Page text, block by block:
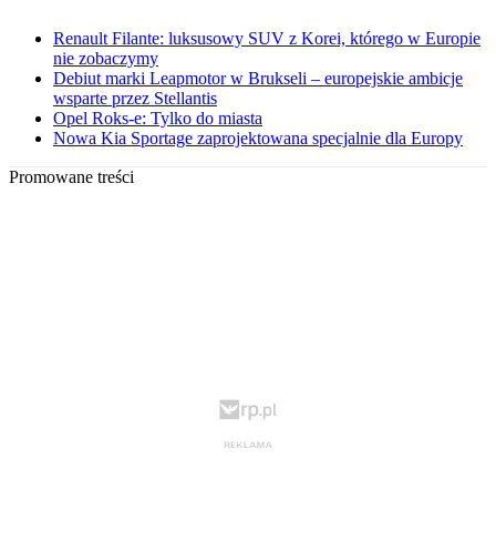
Renault Filante: luksusowy SUV z Korei, którego w Europie
nie zobaczymy
Debiut marki Leapmotor w Brukseli – europejskie ambicje
wsparte przez Stellantis
Opel Roks-e: Tylko do miasta
Nowa Kia Sportage zaprojektowana specjalnie dla Europy
Promowane treści